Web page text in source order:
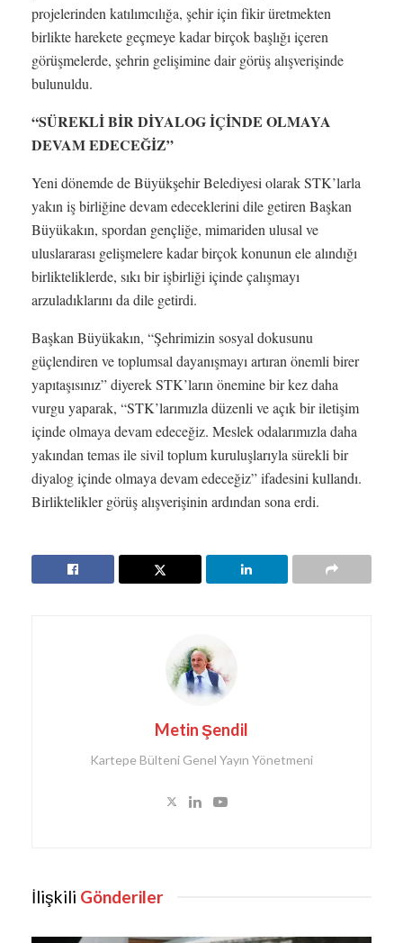
projelerinden katılımcılığa, şehir için fikir üretmekten
birlikte harekete geçmeye kadar birçok başlığı içeren
görüşmelerde, şehrin gelişimine dair görüş alışverişinde
bulunuldu.
“SÜREKLİ BİR DİYALOG İÇİNDE OLMAYA
DEVAM EDECEĞİZ”
Yeni dönemde de Büyükşehir Belediyesi olarak STK’larla
yakın iş birliğine devam edeceklerini dile getiren Başkan
Büyükakın, spordan gençliğe, mimariden ulusal ve
uluslararası gelişmelere kadar birçok konunun ele alındığı
birlikteliklerde, sıkı bir işbirliği içinde çalışmayı
arzuladıklarını da dile getirdi.
Başkan Büyükakın, “Şehrimizin sosyal dokusunu
güçlendiren ve toplumsal dayanışmayı artıran önemli birer
yapıtaşısınız” diyerek STK’ların önemine bir kez daha
vurgu yaparak, “STK’larımızla düzenli ve açık bir iletişim
içinde olmaya devam edeceğiz. Meslek odalarımızla daha
yakından temas ile sivil toplum kuruluşlarıyla sürekli bir
diyalog içinde olmaya devam edeceğiz” ifadesini kullandı.
Birliktelikler görüş alışverişinin ardından sona erdi.
Metin Şendil
Kartepe Bülteni Genel Yayın Yönetmeni
İlişkili Gönderiler